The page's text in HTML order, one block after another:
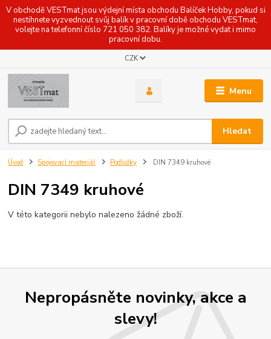
V obchodě VESTmat jsou výdejní místa obchodu Balíček Hobby, pokud si
nestihnete vyzvednout svůj balík v pracovní době obchodu VESTmat,
volejte na telefonní číslo 721 050 382. Balíky je možné vydat i mimo
pracovní dobu.
Menu
CZK
Hledat
Úvod Spojovací materiál Podložky DIN 7349 kruhové
DIN 7349 kruhové
V této kategorii nebylo nalezeno žádné zboží.
Nepropásněte novinky, akce a
slevy!